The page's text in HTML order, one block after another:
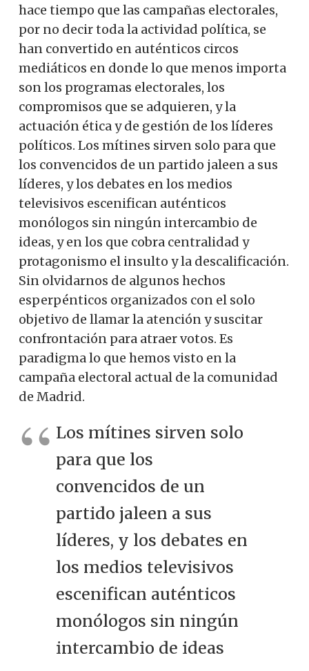
hace tiempo que las campañas electorales,
por no decir toda la actividad política, se
han convertido en auténticos circos
mediáticos en donde lo que menos importa
son los programas electorales, los
compromisos que se adquieren, y la
actuación ética y de gestión de los líderes
políticos. Los mítines sirven solo para que
los convencidos de un partido jaleen a sus
líderes, y los debates en los medios
televisivos escenifican auténticos
monólogos sin ningún intercambio de
ideas, y en los que cobra centralidad y
protagonismo el insulto y la descalificación.
Sin olvidarnos de algunos hechos
esperpénticos organizados con el solo
objetivo de llamar la atención y suscitar
confrontación para atraer votos. Es
paradigma lo que hemos visto en la
campaña electoral actual de la comunidad
de Madrid.
Los mítines sirven solo
para que los
convencidos de un
partido jaleen a sus
líderes, y los debates en
los medios televisivos
escenifican auténticos
monólogos sin ningún
intercambio de ideas